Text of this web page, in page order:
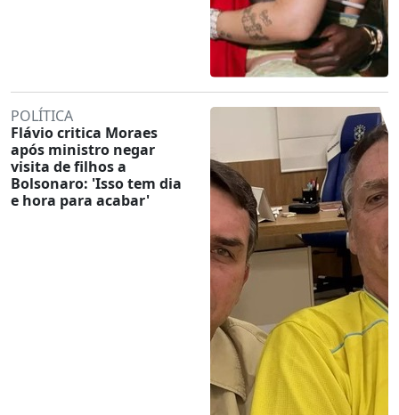
POLÍTICA
Flávio critica Moraes
após ministro negar
visita de filhos a
Bolsonaro: 'Isso tem dia
e hora para acabar'